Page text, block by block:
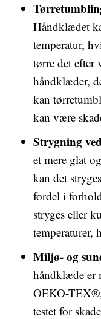
Håndklædet
temperatur,
tørre det efter
håndklæder,
kan
kan være
Strygning
et mere glat
kan det
fordel i
stryges eller
temperaturer,
Miljø- og
håndklæde er
OEKO-
testet for